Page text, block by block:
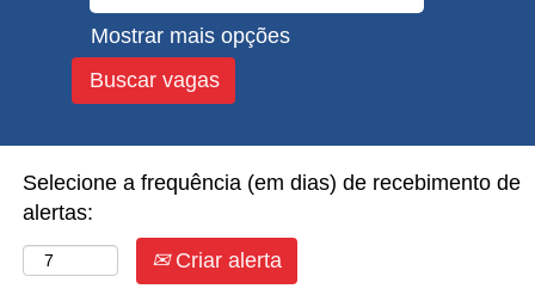
Mostrar mais opções
Selecione a frequência (em dias) de recebimento de
alertas:
Criar alerta